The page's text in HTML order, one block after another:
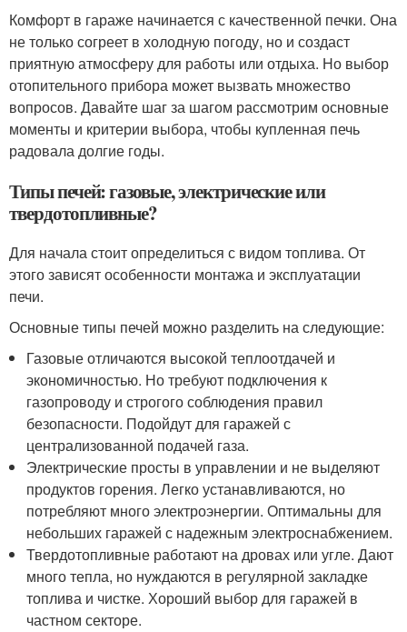
Комфорт в гараже начинается с качественной печки. Она
не только согреет в холодную погоду, но и создаст
приятную атмосферу для работы или отдыха. Но выбор
отопительного прибора может вызвать множество
вопросов. Давайте шаг за шагом рассмотрим основные
моменты и критерии выбора, чтобы купленная печь
радовала долгие годы.
Типы печей: газовые, электрические или
твердотопливные?
Для начала стоит определиться с видом топлива. От
этого зависят особенности монтажа и эксплуатации
печи.
Основные типы печей можно разделить на следующие:
Газовые отличаются высокой теплоотдачей и
экономичностью. Но требуют подключения к
газопроводу и строгого соблюдения правил
безопасности. Подойдут для гаражей с
централизованной подачей газа.
Электрические просты в управлении и не выделяют
продуктов горения. Легко устанавливаются, но
потребляют много электроэнергии. Оптимальны для
небольших гаражей с надежным электроснабжением.
Твердотопливные работают на дровах или угле. Дают
много тепла, но нуждаются в регулярной закладке
топлива и чистке. Хороший выбор для гаражей в
частном секторе.